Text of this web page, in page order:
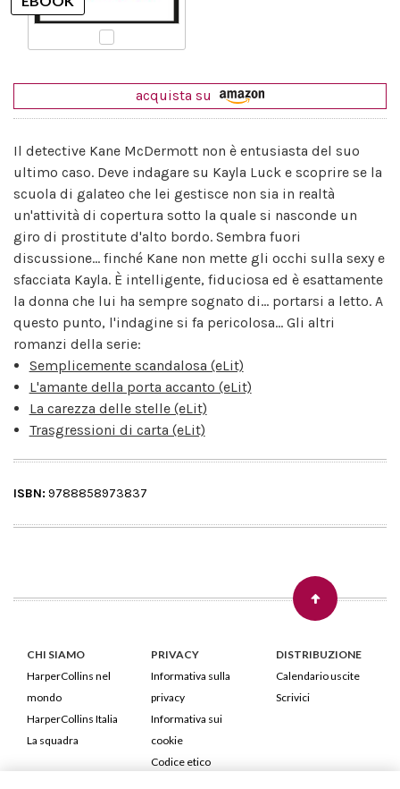
acquista su
Il detective Kane McDermott non è entusiasta del suo
ultimo caso. Deve indagare su Kayla Luck e scoprire se la
scuola di galateo che lei gestisce non sia in realtà
un'attività di copertura sotto la quale si nasconde un
giro di prostitute d'alto bordo. Sembra fuori
discussione... finché Kane non mette gli occhi sulla sexy e
sfacciata Kayla. È intelligente, fiduciosa ed è esattamente
la donna che lui ha sempre sognato di... portarsi a letto. A
questo punto, l'indagine si fa pericolosa... Gli altri
romanzi della serie:
Semplicemente scandalosa (eLit)
L'amante della porta accanto (eLit)
La carezza delle stelle (eLit)
Trasgressioni di carta (eLit)
ISBN: 9788858973837
CHI SIAMO
HarperCollins nel
mondo
HarperCollins Italia
La squadra
PRIVACY
Informativa sulla
privacy
Informativa sui
cookie
Codice etico
DISTRIBUZIONE
Calendario uscite
Scrivici